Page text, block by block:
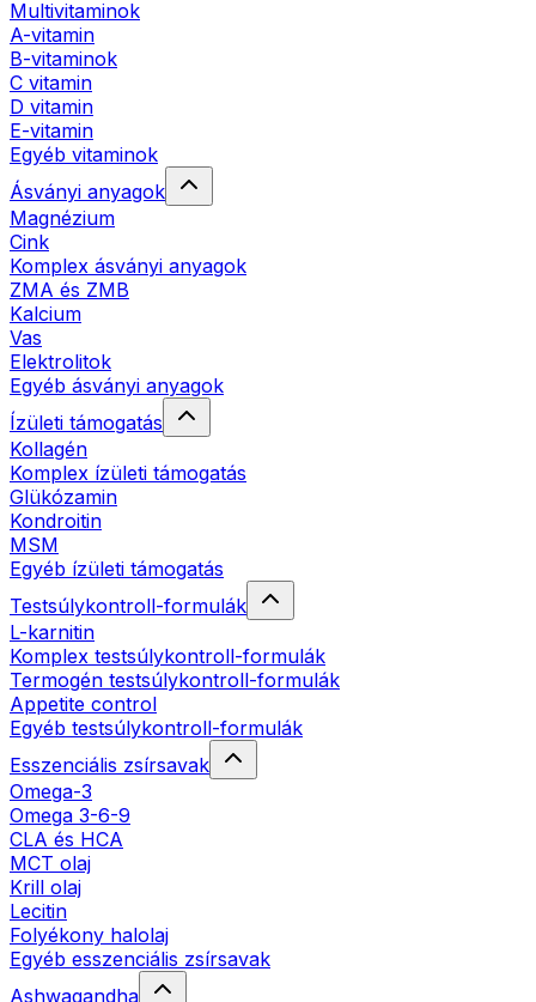
Multivitaminok
A-vitamin
B-vitaminok
C vitamin
D vitamin
E-vitamin
Egyéb vitaminok
Ásványi anyagok
Magnézium
Cink
Komplex ásványi anyagok
ZMA és ZMB
Kalcium
Vas
Elektrolitok
Egyéb ásványi anyagok
Ízületi támogatás
Kollagén
Komplex ízületi támogatás
Glükózamin
Kondroitin
MSM
Egyéb ízületi támogatás
Testsúlykontroll-formulák
L-karnitin
Komplex testsúlykontroll-formulák
Termogén testsúlykontroll-formulák
Appetite control
Egyéb testsúlykontroll-formulák
Esszenciális zsírsavak
Omega-3
Omega 3-6-9
CLA és HCA
MCT olaj
Krill olaj
Lecitin
Folyékony halolaj
Egyéb esszenciális zsírsavak
Ashwagandha